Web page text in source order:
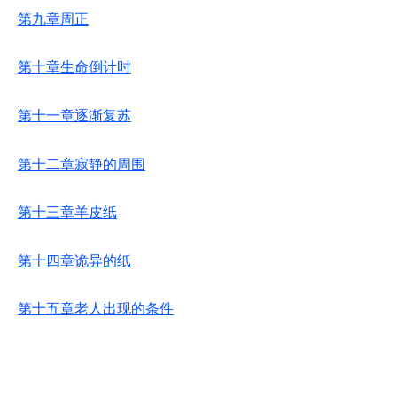
第九章周正
第十章生命倒计时
第十一章逐渐复苏
第十二章寂静的周围
第十三章羊皮纸
第十四章诡异的纸
第十五章老人出现的条件